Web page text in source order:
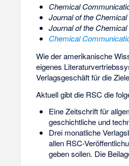
Chemical
Journal of the
Journal of the
Chemical
Wie der amerikanische
eigenes
Verlagsgeschäft für die
Aktuell gibt die RSC die
Eine Zeitschrift für
geschichtliche und
Drei monatliche
allen RSC-
geben sollen. Die